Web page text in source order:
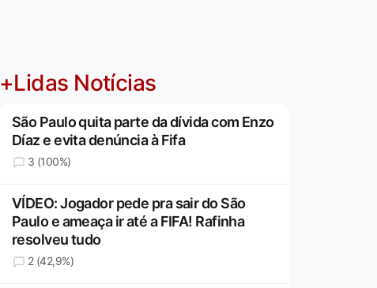
+Lidas Notícias
São Paulo quita parte da dívida com Enzo
Díaz e evita denúncia à Fifa
3 (100%)
VÍDEO: Jogador pede pra sair do São
Paulo e ameaça ir até a FIFA! Rafinha
resolveu tudo
2 (42,9%)